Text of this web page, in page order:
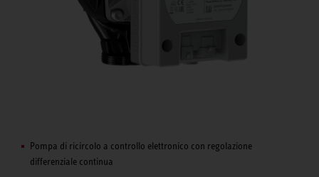
Pompa di ricircolo a controllo elettronico con regolazione
differenziale continua